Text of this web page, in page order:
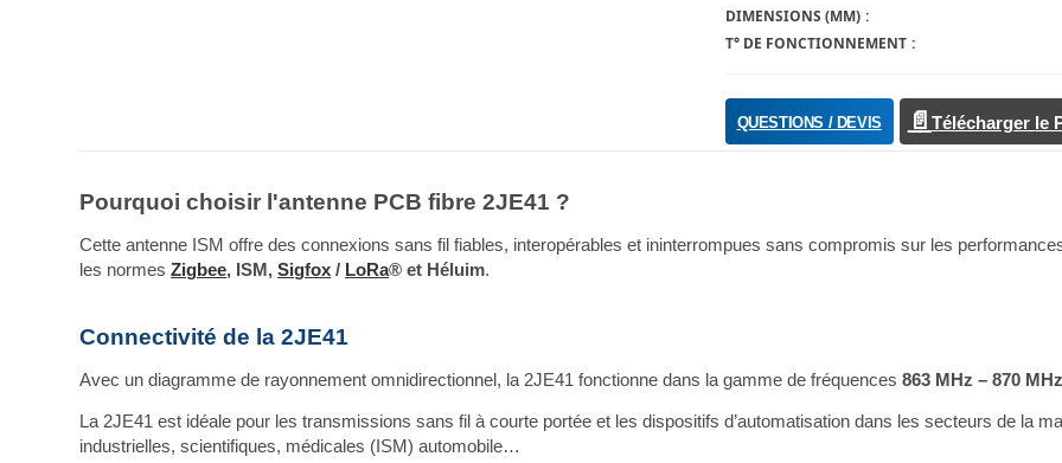
DIMENSIONS (MM)
T° DE FONCTIONNEMENT
QUESTIONS / DEVIS Télécharger le
Pourquoi choisir l'antenne PCB fibre 2JE41 ?
Cette antenne ISM offre des connexions sans fil fiables, interopérables et ininterrompues sans compromis sur les
les normesZigbee, ISM,Sigfox / LoRa® et Héluim.
Connectivité de la 2JE41
Avec un diagramme de rayonnement omnidirectionnel, la 2JE41 fonctionne dans la gamme de fréquences863 MHz – 870 MHz
La 2JE41 est idéale pour les transmissions sans fil à courte portée et les dispositifs d’automatisation dans les secteurs de la
industrielles, scientifiques, médicales (ISM) automobile…